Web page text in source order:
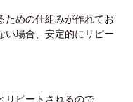
ための仕組みが作れてお
い場合、安定的にリピー
リピートされるので